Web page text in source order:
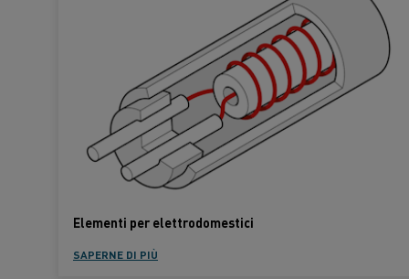
Elementi per elettrodomestici
SAPERNE DI PIÙ